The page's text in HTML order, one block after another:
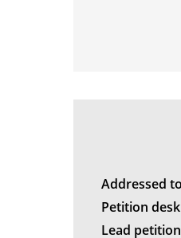
Addressed
Petition
Lead